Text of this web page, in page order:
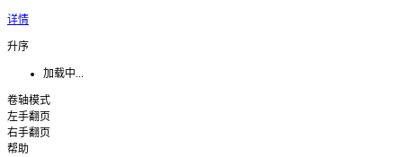
详情
升序
加载中...
卷轴模式
左手翻页
右手翻页
帮助